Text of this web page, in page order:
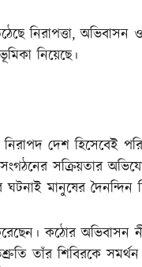
নিরাপত্তা,
নিয়েছে।
দেশ হিসেবেই
সক্রিয়তার
মানুষের দৈনন্দিন
কঠোর অভিবাসন
তাঁর শিবিরকে সমর্থন